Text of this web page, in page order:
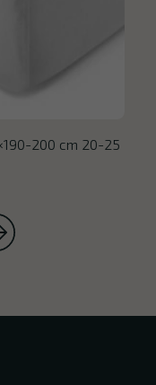
200 cm 20-25